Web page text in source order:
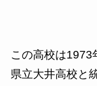
この高校は1973
県立大井高校と